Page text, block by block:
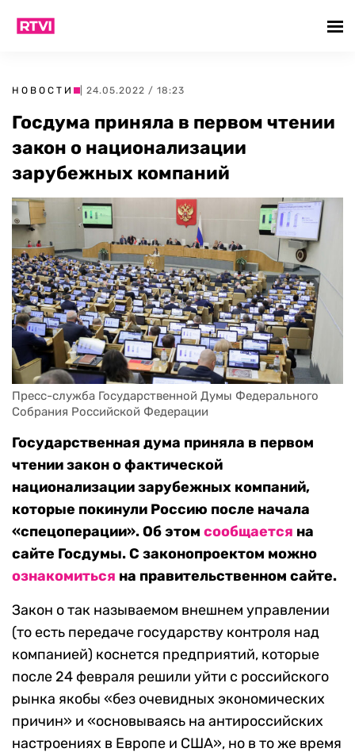
НОВОСТИ | 24.05.2022 / 18:23
Госдума приняла в первом чтении
закон о национализации
зарубежных компаний
Пресс-служба Государственной Думы Федерального
Собрания Российской Федерации
Государственная дума приняла в первом
чтении закон о фактической
национализации зарубежных компаний,
которые покинули Россию после начала
«спецоперации». Об этом сообщается на
сайте Госдумы. С законопроектом можно
ознакомиться на правительственном сайте.
Закон о так называемом внешнем управлении
(то есть передаче государству контроля над
компанией) коснется предприятий, которые
после 24 февраля решили уйти с российского
рынка якобы «без очевидных экономических
причин» и «основываясь на антироссийских
настроениях в Европе и США», но в то же время